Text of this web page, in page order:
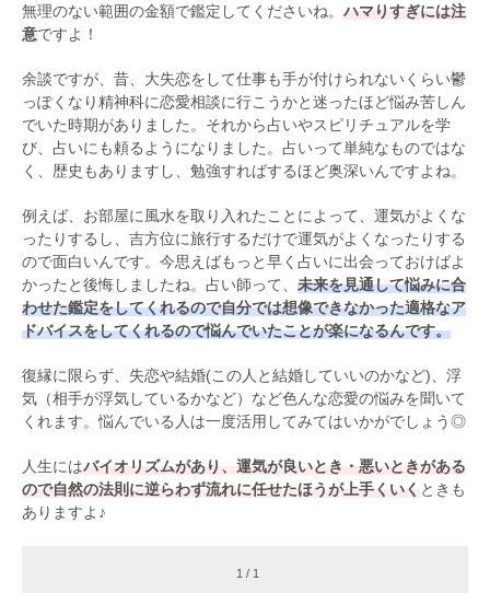
無理のない範囲の金額で鑑定してくださいね。 ハマりすぎには注
意ですよ！
余談ですが、昔、大失恋をして仕事も手が付けられないくらい鬱
っぽくなり精神科に恋愛相談に行こうかと迷ったほど悩み苦しん
でいた時期がありました。それから占いやスピリチュアルを学
び、占いにも頼るようになりました。占いって単純なものではな
く、歴史もありますし、勉強すればするほど奥深いんですよね。
例えば、お部屋に風水を取り入れたことによって、運気がよくな
ったりするし、吉方位に旅行するだけで運気がよくなったりする
ので面白いんです。今思えばもっと早く占いに出会っておけばよ
かったと後悔しましたね。占い師って、 未来を見通して悩みに合
わせた鑑定をしてくれるので自分では想像できなかった適格なア
ドバイスをしてくれるので悩んでいたことが楽になるんです。
復縁に限らず、失恋や結婚(この人と結婚していいのかなど)、浮
気（相手が浮気しているかなど）など色んな恋愛の悩みを聞いて
くれます。悩んでいる人は一度活用してみてはいかがでしょう◎
人生にはバイオリズムがあり、運気が良いとき・悪いときがある
ので自然の法則に逆らわず流れに任せたほうが上手くいく ときも
ありますよ♪
1 / 1